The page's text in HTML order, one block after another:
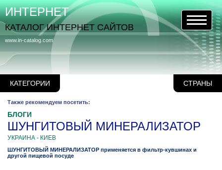
КАТЕГОРИИ СТРАНЫ
www.in-catalog.com
ИНТЕРНЕТ
КАТАЛОГ ИНТЕРНЕТ САЙТОВ
Также рекомендуем посетить:
БЛОГИ
ШУНГИТОВЫЙ МИНЕРАЛИЗАТОР
УКРАИНА - КИЕВ
ШУНГИТОВЫЙ МИНЕРАЛИЗАТОР применяется в фильтр-кувшинах и
другой пищевой посуде